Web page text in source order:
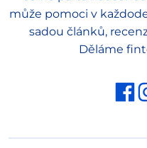
může pomoci v
sadou článků,
Děláme